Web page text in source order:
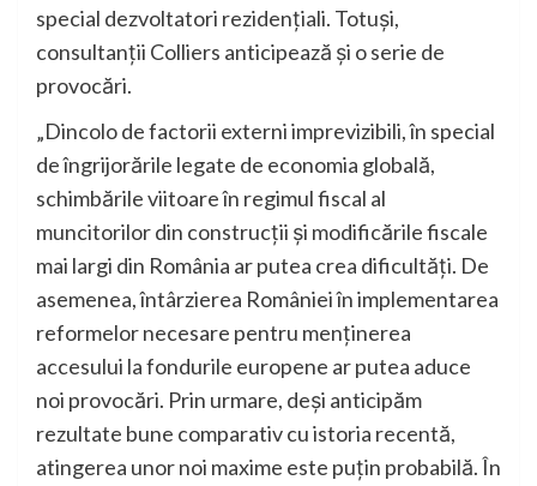
special dezvoltatori rezidențiali. Totuși,
consultanții Colliers anticipează și o serie de
provocări.
„Dincolo de factorii externi imprevizibili, în special
de îngrijorările legate de economia globală,
schimbările viitoare în regimul fiscal al
muncitorilor din construcții și modificările fiscale
mai largi din România ar putea crea dificultăți. De
asemenea, întârzierea României în implementarea
reformelor necesare pentru menținerea
accesului la fondurile europene ar putea aduce
noi provocări. Prin urmare, deși anticipăm
rezultate bune comparativ cu istoria recentă,
atingerea unor noi maxime este puțin probabilă. În